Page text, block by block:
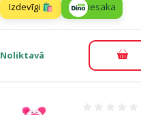
Izdevīgi 🛍️ iesaka
Noliktavā